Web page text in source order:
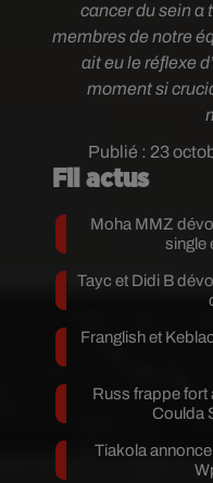
Publié : 23
cancer du sein a
membres de notre
ait eu le réflexe
moment si
Fil actus
Moha MMZ
single
Tayc et Didi B
Franglish et
Russ frappe fort
Coulda
Tiakola